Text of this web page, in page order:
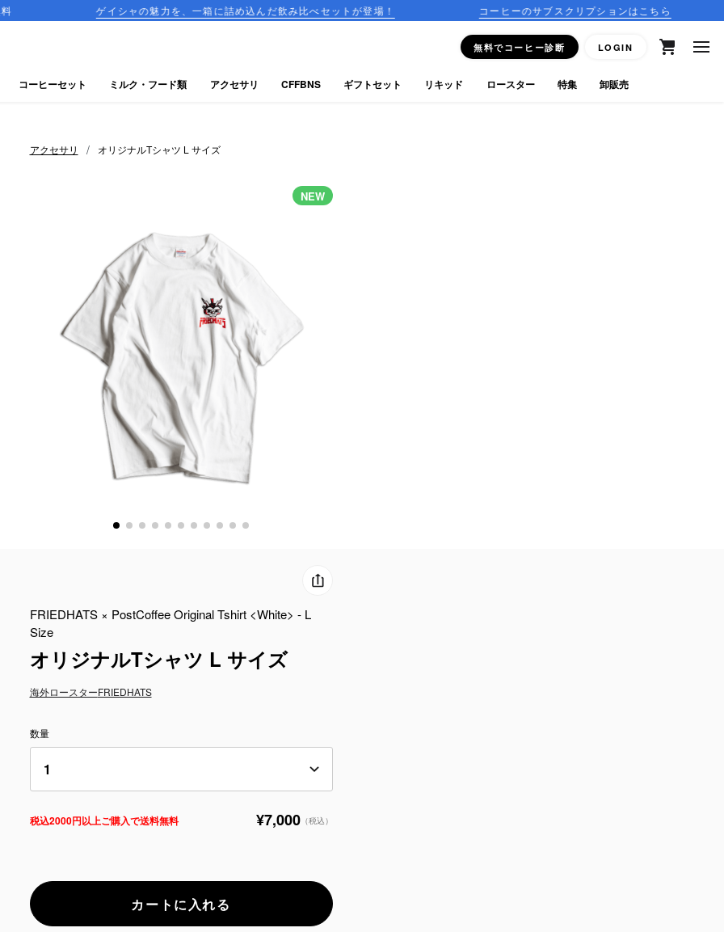
ゲイシャの魅力を、一箱に詰め込んだ飲み比べセットが登場！ コーヒーのサブスクリプションはこちら
無料でコーヒー診断 LOGIN
アクセサリ / オリジナルTシャツ L サイズ
NEW
FRIEDHATS × PostCoffee Original Tshirt <White> - L
Size
オリジナルTシャツ L サイズ
海外ロースターFRIEDHATS
数量
税込2000円以上ご購入で送料無料 ¥7,000（税込）
カートに入れる
コーヒーセット ミルク・フード類 アクセサリ CFFBNS ギフトセット リキッド ロースター 特集 卸販売